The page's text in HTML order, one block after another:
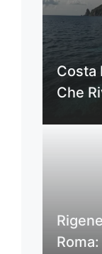
Costa
Che